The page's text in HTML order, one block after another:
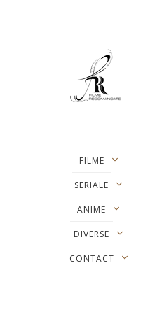
FILME
SERIALE
ANIME
DIVERSE
CONTACT